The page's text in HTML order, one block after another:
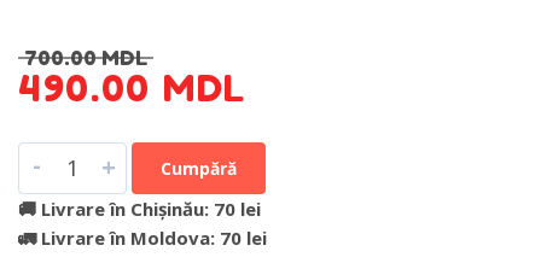
700.00MDL
490.00 MDL
- + Cumpără
🚚 Livrare în Chișinău: 70 lei
🚛 Livrare în Moldova: 70 lei